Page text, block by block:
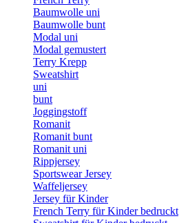
Baumwolle uni
Baumwolle bunt
Modal uni
Modal gemustert
Terry Krepp
Sweatshirt
uni
bunt
Joggingstoff
Romanit
Romanit bunt
Romanit uni
Rippjersey
Sportswear Jersey
Waffeljersey
Jersey für Kinder
French Terry für Kinder bedruckt